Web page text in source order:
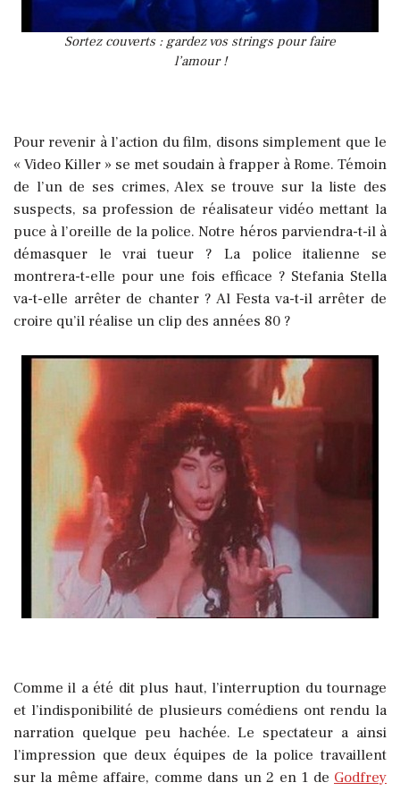
Sortez couverts : gardez vos strings pour faire
l’amour !
Pour revenir à l’action du film, disons simplement que le
« Video Killer » se met soudain à frapper à Rome. Témoin
de l’un de ses crimes, Alex se trouve sur la liste des
suspects, sa profession de réalisateur vidéo mettant la
puce à l’oreille de la police. Notre héros parviendra-t-il à
démasquer le vrai tueur ? La police italienne se
montrera-t-elle pour une fois efficace ? Stefania Stella
va-t-elle arrêter de chanter ? Al Festa va-t-il arrêter de
croire qu’il réalise un clip des années 80 ?
Comme il a été dit plus haut, l’interruption du tournage
et l’indisponibilité de plusieurs comédiens ont rendu la
narration quelque peu hachée. Le spectateur a ainsi
l’impression que deux équipes de la police travaillent
sur la même affaire, comme dans un 2 en 1 de Godfrey